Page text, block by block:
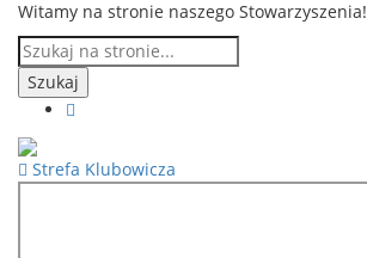
Witamy na stronie naszego Stowarzyszenia!
Strefa Klubowicza